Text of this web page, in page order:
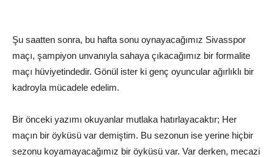
Şu saatten sonra, bu hafta sonu oynayacağımız Sivasspor
maçı, şampiyon unvanıyla sahaya çıkacağımız bir formalite
maçı hüviyetindedir. Gönül ister ki genç oyuncular ağırlıklı bir
kadroyla mücadele edelim.
Bir önceki yazımı okuyanlar mutlaka hatırlayacaktır; Her
maçın bir öyküsü var demiştim. Bu sezonun ise yerine hiçbir
sezonu koyamayacağımız bir öyküsü var. Var derken, mecazi